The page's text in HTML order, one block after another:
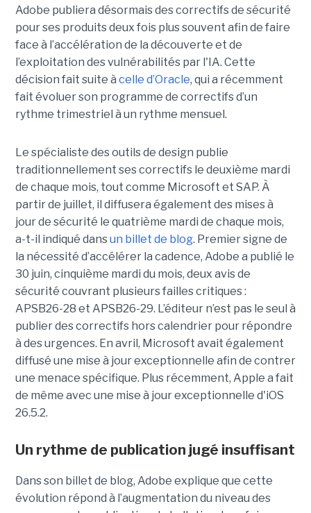
Adobe publiera désormais des correctifs de sécurité
pour ses produits deux fois plus souvent afin de faire
face à l’accélération de la découverte et de
l’exploitation des vulnérabilités par l'IA. Cette
décision fait suite à celle d’Oracle, qui a récemment
fait évoluer son programme de correctifs d’un
rythme trimestriel à un rythme mensuel.
Le spécialiste des outils de design publie
traditionnellement ses correctifs le deuxième mardi
de chaque mois, tout comme Microsoft et SAP. À
partir de juillet, il diffusera également des mises à
jour de sécurité le quatrième mardi de chaque mois,
a-t-il indiqué dansun billet de blog. Premier signe de
la nécessité d’accélérer la cadence, Adobe a publié le
30 juin, cinquième mardi du mois, deux avis de
sécurité couvrant plusieurs failles critiques :
APSB26-28 et APSB26-29. L’éditeur n’est pas le seul à
publier des correctifs hors calendrier pour répondre
à des urgences. En avril, Microsoft avait également
diffusé une mise à jour exceptionnelle afin de contrer
une menace spécifique. Plus récemment, Apple a fait
de même avec une mise à jour exceptionnelle d'iOS
26.5.2.
Un rythme de publication jugé insuffisant
Dans son billet de blog, Adobe explique que cette
évolution répond à l’augmentation du niveau des